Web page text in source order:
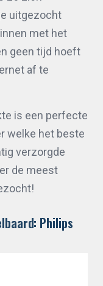
uitgezocht
met het
geen tijd hoeft
af te
is een perfecte
welke het beste
verzorgde
de meest
Philips